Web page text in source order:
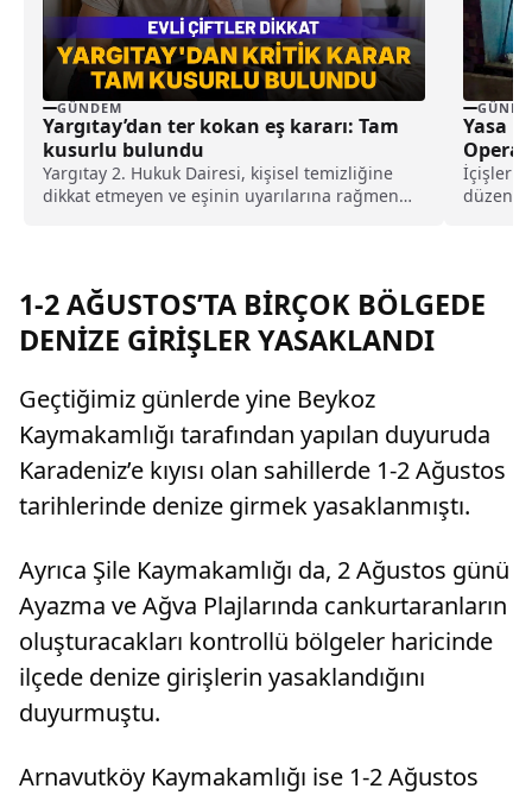
GÜNDEM
Yargıtay’dan ter kokan eş kararı: Tam
kusurlu bulundu
Yargıtay 2. Hukuk Dairesi, kişisel temizliğine
dikkat etmeyen ve eşinin uyarılarına rağmen
lira tazminat ödemesine karar verildi.
Yasa
İçişleri
1-2 AĞUSTOS’TA BİRÇOK BÖLGEDE
DENİZE GİRİŞLER YASAKLANDI
Geçtiğimiz günlerde yine Beykoz
Kaymakamlığı tarafından yapılan duyuruda
Karadeniz’e kıyısı olan sahillerde 1-2 Ağustos
tarihlerinde denize girmek yasaklanmıştı.
Ayrıca Şile Kaymakamlığı da, 2 Ağustos günü
Ayazma ve Ağva Plajlarında cankurtaranların
oluşturacakları kontrollü bölgeler haricinde
ilçede denize girişlerin yasaklandığını
duyurmuştu.
Arnavutköy Kaymakamlığı ise 1-2 Ağustos